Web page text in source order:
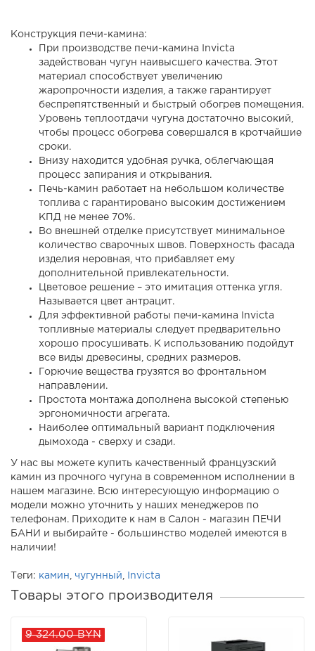
Конструкция печи-камина:
При производстве печи-камина Invicta
задействован чугун наивысшего качества. Этот
материал способствует увеличению
жаропрочности изделия, а также гарантирует
беспрепятственный и быстрый обогрев помещения.
Уровень теплоотдачи чугуна достаточно высокий,
чтобы процесс обогрева совершался в кротчайшие
сроки.
Внизу находится удобная ручка, облегчающая
процесс запирания и открывания.
Печь-камин работает на небольшом количестве
топлива с гарантировано высоким достижением
КПД не менее 70%.
Во внешней отделке присутствует минимальное
количество сварочных швов. Поверхность фасада
изделия неровная, что прибавляет ему
дополнительной привлекательности.
Цветовое решение – это имитация оттенка угля.
Называется цвет антрацит.
Для эффективной работы печи-камина Invicta
топливные материалы следует предварительно
хорошо просушивать. К использованию подойдут
все виды древесины, средних размеров.
Горючие вещества грузятся во фронтальном
направлении.
Простота монтажа дополнена высокой степенью
эргономичности агрегата.
Наиболее оптимальный вариант подключения
дымохода - сверху и сзади.
У нас вы можете купить качественный французский
камин из прочного чугуна в современном исполнении в
нашем магазине. Всю интересующую информацию о
модели можно уточнить у наших менеджеров по
телефонам. Приходите к нам в Салон - магазин ПЕЧИ
БАНИ и выбирайте - большинство моделей имеются в
наличии!
Теги: камин чугунный Invicta
Товары этого производителя
9 324.00 BYN